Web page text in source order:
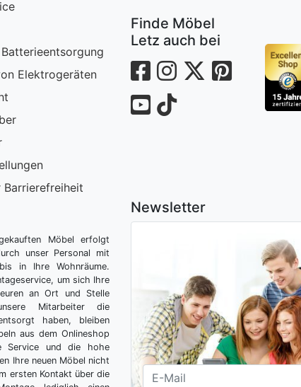
Elektrogeräten
Barrierefreiheit
Finde Möbel
Letz auch bei
Möbel erfolgt
unser Personal mit
in Ihre Wohnräume.
um sich Ihre
an Ort und Stelle
Mitarbeiter die
haben, bleiben
aus dem Onlineshop
Service und die hohe
Ihre neuen Möbel nicht
ersten Kontakt über die
Newsletter